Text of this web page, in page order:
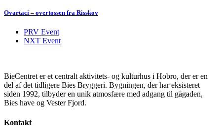
Ovartaci – overtossen fra Risskov
PRV Event
NXT Event
BieCentret er et centralt aktivitets- og kulturhus i Hobro, der er en
del af det tidligere Bies Bryggeri. Bygningen, der har eksisteret
siden 1992, tilbyder en unik atmosfære med adgang til gågaden,
Bies have og Vester Fjord.
Kontakt